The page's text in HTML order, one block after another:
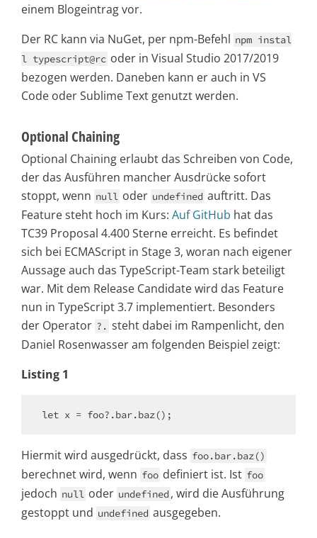
einem Blogeintrag vor.
Der RC kann via NuGet, per npm-Befehl npm instal
l typescript@rc oder in Visual Studio 2017/2019
bezogen werden. Daneben kann er auch in VS
Code oder Sublime Text genutzt werden.
Optional Chaining
Optional Chaining erlaubt das Schreiben von Code,
der das Ausführen mancher Ausdrücke sofort
stoppt, wenn null oder undefined auftritt. Das
Feature steht hoch im Kurs: Auf GitHub hat das
TC39 Proposal 4.400 Sterne erreicht. Es befindet
sich bei ECMAScript in Stage 3, woran nach eigener
Aussage auch das TypeScript-Team stark beteiligt
war. Mit dem Release Candidate wird das Feature
nun in TypeScript 3.7 implementiert. Besonders
der Operator ?. steht dabei im Rampenlicht, den
Daniel Rosenwasser am folgenden Beispiel zeigt:
Listing 1
let
Hiermit wird ausgedrückt, dass foo.bar.baz()
berechnet wird, wenn foo definiert ist. Ist foo
jedoch null oder undefined , wird die Ausführung
gestoppt und undefined ausgegeben.